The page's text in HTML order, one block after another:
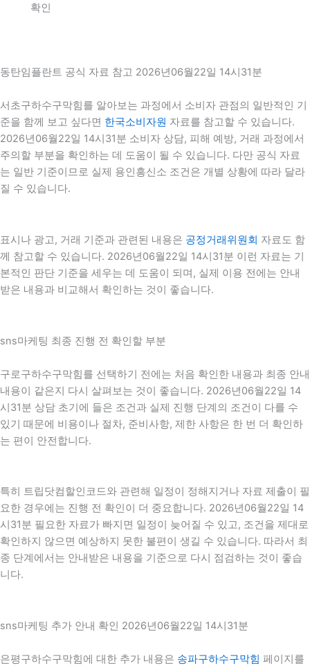
확인
동탄임플란트 공식 자료 참고 2026년06월22일 14시31분
서초구하수구막힘를 알아보는 과정에서 소비자 관점의 일반적인 기
준을 함께 보고 싶다면 한국소비자원 자료를 참고할 수 있습니다.
2026년06월22일 14시31분 소비자 상담, 피해 예방, 거래 과정에서
주의할 부분을 확인하는 데 도움이 될 수 있습니다. 다만 공식 자료
는 일반 기준이므로 실제 용인흥신소 조건은 개별 상황에 따라 달라
질 수 있습니다.
표시나 광고, 거래 기준과 관련된 내용은 공정거래위원회 자료도 함
께 참고할 수 있습니다. 2026년06월22일 14시31분 이런 자료는 기
본적인 판단 기준을 세우는 데 도움이 되며, 실제 이용 전에는 안내
받은 내용과 비교해서 확인하는 것이 좋습니다.
sns마케팅 최종 진행 전 확인할 부분
구로구하수구막힘를 선택하기 전에는 처음 확인한 내용과 최종 안내
내용이 같은지 다시 살펴보는 것이 좋습니다. 2026년06월22일 14
시31분 상담 초기에 들은 조건과 실제 진행 단계의 조건이 다를 수
있기 때문에 비용이나 절차, 준비사항, 제한 사항은 한 번 더 확인하
는 편이 안전합니다.
특히 트립닷컴할인코드와 관련해 일정이 정해지거나 자료 제출이 필
요한 경우에는 진행 전 확인이 더 중요합니다. 2026년06월22일 14
시31분 필요한 자료가 빠지면 일정이 늦어질 수 있고, 조건을 제대로
확인하지 않으면 예상하지 못한 불편이 생길 수 있습니다. 따라서 최
종 단계에서는 안내받은 내용을 기준으로 다시 점검하는 것이 좋습
니다.
sns마케팅 추가 안내 확인 2026년06월22일 14시31분
은평구하수구막힘에 대한 추가 내용은 송파구하수구막힘 페이지를